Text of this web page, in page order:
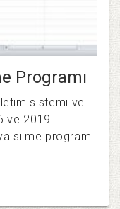
Programı
sistemi ve
ve 2019
silme programı